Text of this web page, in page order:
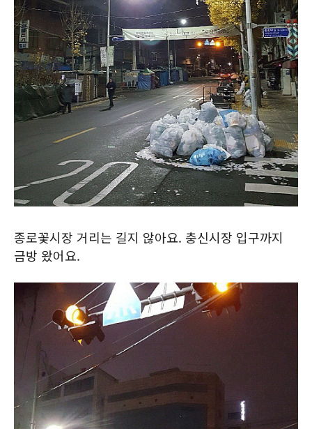
종로꽃시장 거리는 길지 않아요. 충신시장 입구까지
금방 왔어요.